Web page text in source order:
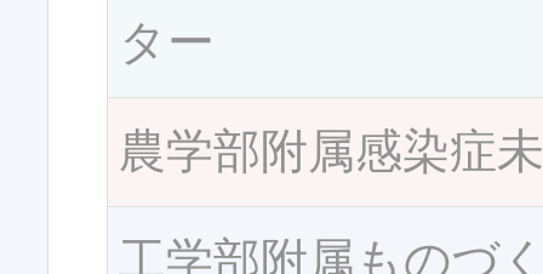
ター
農学部附属感染症
工学部附属ものづ